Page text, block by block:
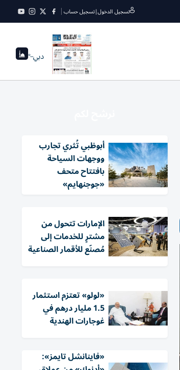
تسجيل الدخول|تسجيل حساب
دبي--°
أبوظبي تُثري تجارب
ووجهات السياحة
بافتتاح متحف
«جوجنهايم»
الإمارات تتحول من
مشترٍ للخدمات إلى
مُصنّع للأقمار الصناعية
«لولو» تعتزم استثمار
1.5 مليار درهم في
غوجارات الهندية
«فاينانشل تايمز»: